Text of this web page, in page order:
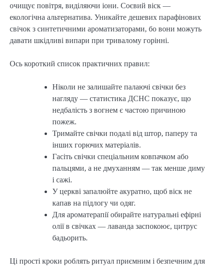
очищує повітря, виділяючи іони. Соєвий віск —
екологічна альтернатива. Уникайте дешевих парафінових
свічок з синтетичними ароматизаторами, бо вони можуть
давати шкідливі випари при тривалому горінні.
Ось короткий список практичних правил:
Ніколи не залишайте палаючі свічки без
нагляду — статистика ДСНС показує, що
недбалість з вогнем є частою причиною
пожеж.
Тримайте свічки подалі від штор, паперу та
інших горючих матеріалів.
Гасіть свічки спеціальним ковпачком або
пальцями, а не дмуханням — так менше диму
і сажі.
У церкві запалюйте акуратно, щоб віск не
капав на підлогу чи одяг.
Для ароматерапії обирайте натуральні ефірні
олії в свічках — лаванда заспокоює, цитрус
бадьорить.
Ці прості кроки роблять ритуал приємним і безпечним для